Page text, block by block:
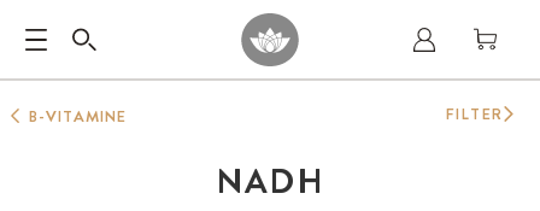
B-VITAMINE
NADH
FILTER